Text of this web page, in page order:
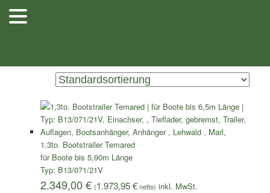
Zum
Inhalt
Zum
sekundären
Shop
1,3to. Bootstrailer Temared
für Boote bis 5,90m Länge
Typ: B13/071/21V
2.349,00€ (1.973,95€netto)